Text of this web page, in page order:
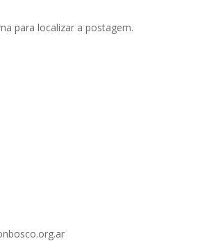
para localizar a postagem.